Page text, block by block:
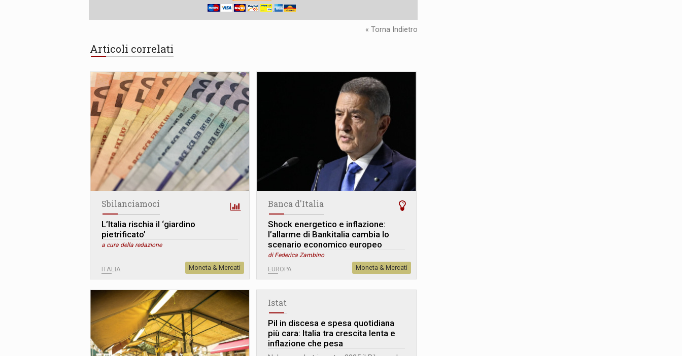
« Torna Indietro
Articoli correlati
Sbilanciamoci
L’Italia rischia il ‘giardino
pietrificato’
a cura della redazione
ITALIA Moneta & Mercati
Banca d'Italia
Shock energetico e inflazione:
l’allarme di Bankitalia cambia lo
scenario economico europeo
di Federica Zambino
EUROPA Moneta & Mercati
Istat
Pil in discesa e spesa quotidiana
più cara: Italia tra crescita lenta e
inflazione che pesa